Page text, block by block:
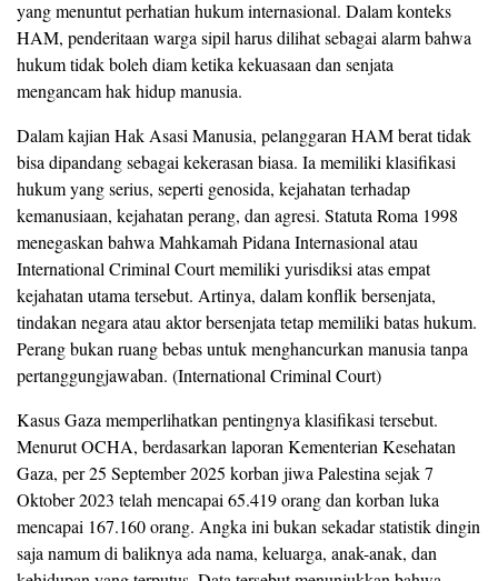
yang menuntut perhatian hukum internasional. Dalam konteks
HAM, penderitaan warga sipil harus dilihat sebagai alarm bahwa
hukum tidak boleh diam ketika kekuasaan dan senjata
mengancam hak hidup manusia.
Dalam kajian Hak Asasi Manusia, pelanggaran HAM berat tidak
bisa dipandang sebagai kekerasan biasa. Ia memiliki klasifikasi
hukum yang serius, seperti genosida, kejahatan terhadap
kemanusiaan, kejahatan perang, dan agresi. Statuta Roma 1998
menegaskan bahwa Mahkamah Pidana Internasional atau
International Criminal Court memiliki yurisdiksi atas empat
kejahatan utama tersebut. Artinya, dalam konflik bersenjata,
tindakan negara atau aktor bersenjata tetap memiliki batas hukum.
Perang bukan ruang bebas untuk menghancurkan manusia tanpa
pertanggungjawaban. (International Criminal Court)
Kasus Gaza memperlihatkan pentingnya klasifikasi tersebut.
Menurut OCHA, berdasarkan laporan Kementerian Kesehatan
Gaza, per 25 September 2025 korban jiwa Palestina sejak 7
Oktober 2023 telah mencapai 65.419 orang dan korban luka
mencapai 167.160 orang. Angka ini bukan sekadar statistik dingin
saja namum di baliknya ada nama, keluarga, anak-anak, dan